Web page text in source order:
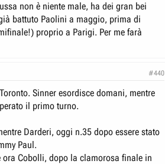
non è niente male, ha dei gran bei
battuto Paolini a maggio, prima di
proprio a Parigi. Per me farà
#440
Sinner esordisce domani, mentre
il primo turno.
Darderi, oggi n.35 dopo essere stato
Paul.
ora Cobolli, dopo la clamorosa finale in